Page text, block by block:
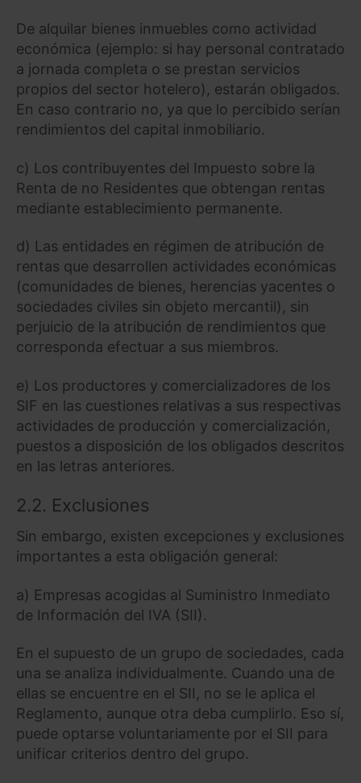
De alquilar bienes inmuebles como actividad
económica (ejemplo: si hay personal contratado
a jornada completa o se prestan servicios
propios del sector hotelero), estarán obligados.
En caso contrario no, ya que lo percibido serían
rendimientos del capital inmobiliario.
c) Los contribuyentes del Impuesto sobre la
Renta de no Residentes que obtengan rentas
mediante establecimiento permanente.
d) Las entidades en régimen de atribución de
rentas que desarrollen actividades económicas
(comunidades de bienes, herencias yacentes o
sociedades civiles sin objeto mercantil), sin
perjuicio de la atribución de rendimientos que
corresponda efectuar a sus miembros.
e) Los productores y comercializadores de los
SIF en las cuestiones relativas a sus respectivas
actividades de producción y comercialización,
puestos a disposición de los obligados descritos
en las letras anteriores.
2.2. Exclusiones
Sin embargo, existen excepciones y exclusiones
importantes a esta obligación general:
a) Empresas acogidas al Suministro Inmediato
de Información del IVA (SII).
En el supuesto de un grupo de sociedades, cada
una se analiza individualmente. Cuando una de
ellas se encuentre en el SII, no se le aplica el
Reglamento, aunque otra deba cumplirlo. Eso sí,
puede optarse voluntariamente por el SII para
unificar criterios dentro del grupo.